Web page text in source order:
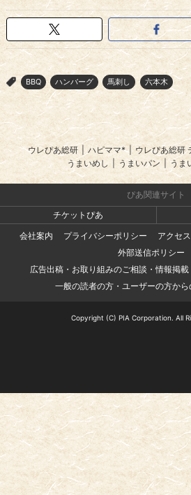
> BBQ ハンバーグ 馬刺し 六本木
ウレぴあ総研 ハピママ* | ウレぴあ総研
うまいめし
| うまいパン うま
ぴあ関連サイト
チケットぴあ
会社案内
プライバシーポリシー
アクセ
外部送信ポリシー
広告出稿・お取り組みのご相談・情報掲
一般の読者の方・ユーザーの方か
Copyright (C) PIA Corporation. All